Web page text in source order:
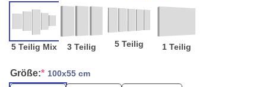
5 Teilig Mix 3 Teilig 5 Teilig 1 Teilig
Größe:* 100x55 cm